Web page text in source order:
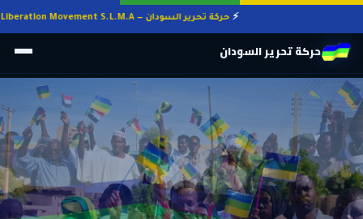
حركة تحرير السودان — Sudan Liberation Movement S.L.M.A
حركة تحرير السودان